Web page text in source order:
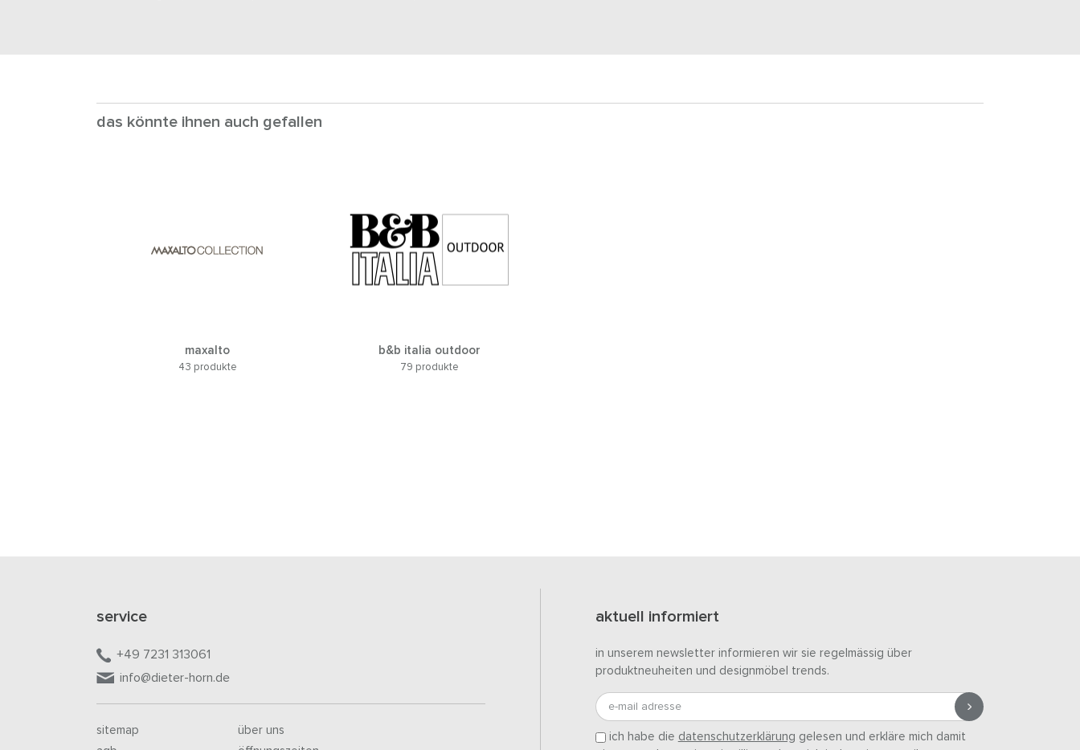
das könnte ihnen auch gefallen
maxalto
43 produkte
b&b italia outdoor
79 produkte
service
+49 7231 313061
info@dieter-horn.de
sitemap
über uns
aktuell informiert
in unserem newsletter informieren wir sie regelmässig über
produktneuheiten und designmöbel trends.
e-mail adresse
ich habe die datenschutzerklärung gelesen und erkläre mich damit